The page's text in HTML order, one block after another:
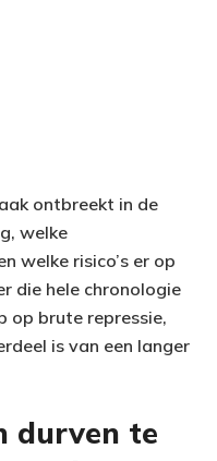
ontbreekt in de
welke
welke risico’s er op
die hele chronologie
op brute repressie,
is van een langer
durven te